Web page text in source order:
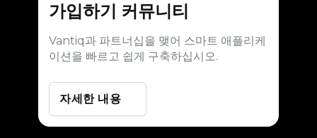
가입하기 커뮤니티
Vantiq과 파트너십을 맺어 스마트 애플리케
이션을 빠르고 쉽게 구축하십시오.
자세한 내용